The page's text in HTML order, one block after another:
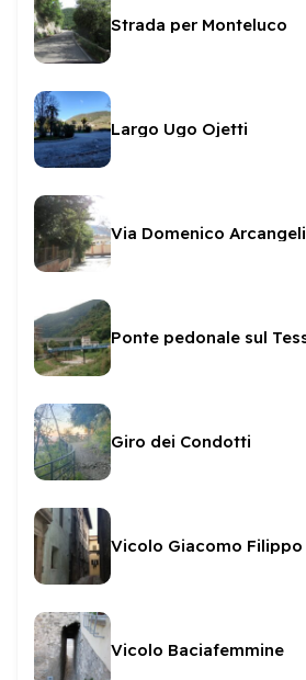
Strada per Monteluco
Largo Ugo Ojetti
Via Domenico Arcangeli
Giro dei Condotti
Vicolo Baciafemmine